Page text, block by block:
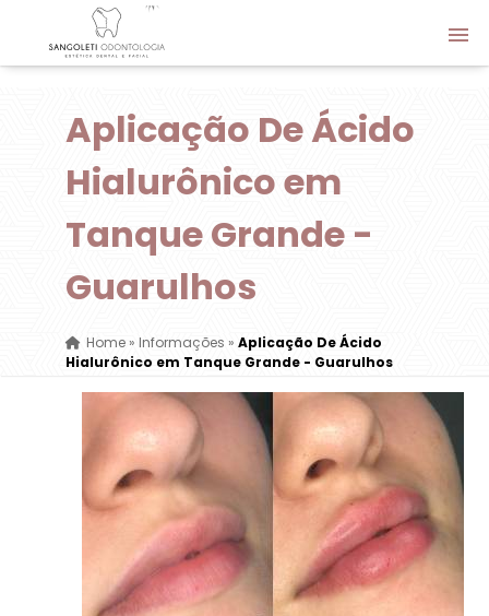
Aplicação De Ácido
Hialurônico em
Tanque Grande -
Guarulhos
Home» Informações » Aplicação De Ácido
Hialurônico em Tanque Grande - Guarulhos